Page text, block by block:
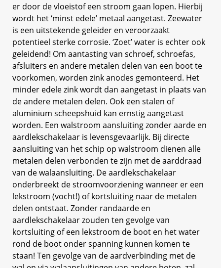
er door de vloeistof een stroom gaan lopen. Hierbij
wordt het ‘minst edele’ metaal aangetast. Zeewater
is een uitstekende geleider en veroorzaakt
potentieel sterke corrosie. ‘Zoet’ water is echter ook
geleidend! Om aantasting van schroef, schroefas,
afsluiters en andere metalen delen van een boot te
voorkomen, worden zink anodes gemonteerd. Het
minder edele zink wordt dan aangetast in plaats van
de andere metalen delen. Ook een stalen of
aluminium scheepshuid kan ernstig aangetast
worden. Een walstroom aansluiting zonder aarde en
aardlekschakelaar is levensgevaarlijk. Bij directe
aansluiting van het schip op walstroom dienen alle
metalen delen verbonden te zijn met de aarddraad
van de walaansluiting. De aardlekschakelaar
onderbreekt de stroomvoorziening wanneer er een
lekstroom (vocht!) of kortsluiting naar de metalen
delen ontstaat. Zonder randaarde en
aardlekschakelaar zouden ten gevolge van
kortsluiting of een lekstroom de boot en het water
rond de boot onder spanning kunnen komen te
staan! Ten gevolge van de aardverbinding met de